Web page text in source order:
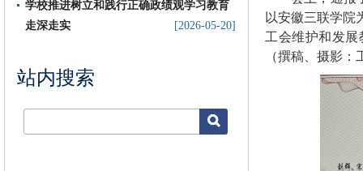
学校推进树立和践行正确政绩观学习教育
走深走实
[2026-05-20]
站内搜索
以安徽三联学院
工会维护和发
（撰稿、摄影